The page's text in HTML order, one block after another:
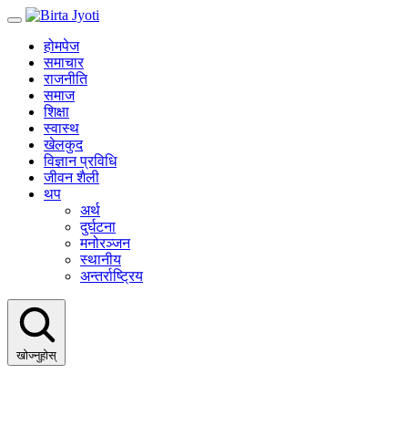
होमपेज
समाचार
राजनीति
समाज
शिक्षा
स्वास्थ
खेलकुद
विज्ञान प्रविधि
जीवन शैली
थप
अर्थ
दुर्घटना
मनोरञ्जन
स्थानीय
अन्तर्राष्ट्रिय
खोज्नुहोस्